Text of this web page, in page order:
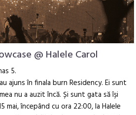
@ Halele Carol
5.
ajuns în finala burn Residency. Ei sunt
nu a auzit încă. Și sunt gata să își
mai, începând cu ora 22:00, la Halele